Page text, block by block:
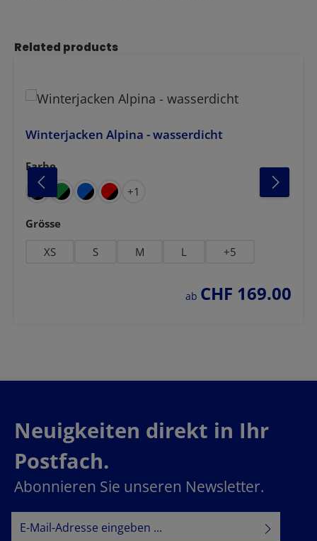
Produktgalerie überspringen
Related products
Winterjacken Alpina - wasserdicht
Farbe
auswählen
+1
Grösse
XS S M L +5
regulärer preis:
ab CHF 169.00
rot
anthrazit-rot
anthrazit-
Neuigkeiten direkt in Ihr
Postfach.
Abonnieren Sie unseren Newsletter.
E-Mail-Adresse*